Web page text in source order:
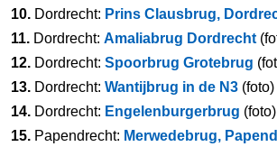
10. Dordrecht: Prins Clausbrug,
11. Dordrecht: Amaliabrug Dordrecht
12. Dordrecht: Spoorbrug Grotebrug
13. Dordrecht: Wantijbrug in de N3 (foto)
14. Dordrecht: Engelenburgerbrug (foto)
15. Papendrecht: Merwedebrug,